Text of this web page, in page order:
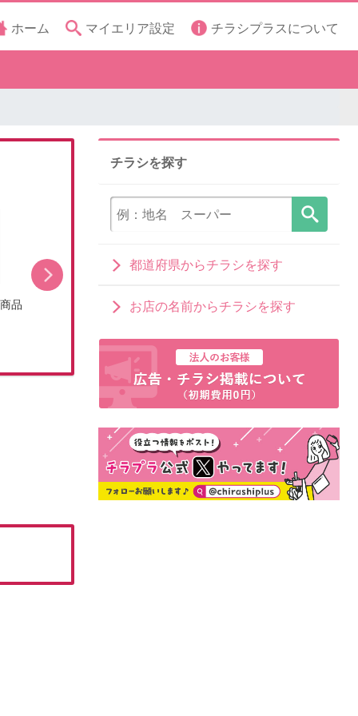
ホーム マイエリア設定 チラシプラスについて
品 今月のお買い得品(WEBチラシ)
チラシを探す
都道府県からチラシを探す
お店の名前からチラシを探す